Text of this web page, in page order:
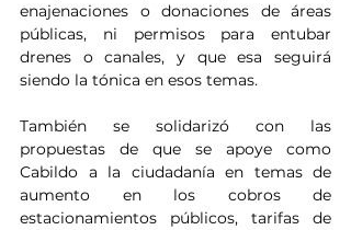
enajenaciones o donaciones de áreas
públicas, ni permisos para entubar
drenes o canales, y que esa seguirá
siendo la tónica en esos temas.
También se solidarizó con las
propuestas de que se apoye como
Cabildo a la ciudadanía en temas de
aumento en los cobros de
estacionamientos públicos, tarifas de